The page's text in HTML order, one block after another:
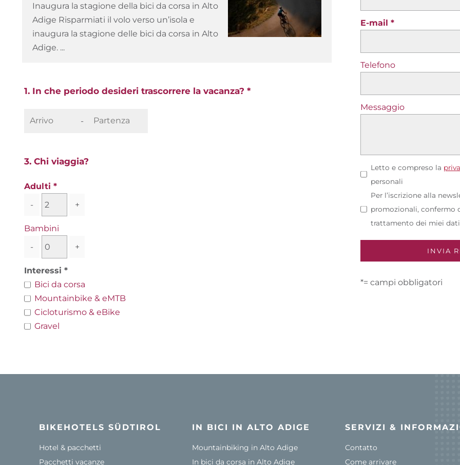
Inaugura la stagione della bici da corsa in Alto
Adige Risparmiati il volo verso un’isola e
inaugura la stagione delle bici da corsa in Alto
Adige. ...
1. In che periodo desideri trascorrere la vacanza? *
-
3. Chi viaggia?
Adulti
-
+
Bambini
-
+
Interessi
Bici da corsa
Mountainbike & eMTB
Cicloturismo & eBike
Gravel
E-mail
Telefono
Messaggio
Letto e compreso la
personali
Per l’iscrizione alla
promozionali, confermo
trattamento dei miei dati
*= campi obbligatori
BIKEHOTELS SÜDTIROL
Hotel & pacchetti
Pacchetti vacanze
IN BICI IN ALTO ADIGE
Mountainbiking in Alto Adige
In bici da corsa in Alto Adige
SERVIZI &
Contatto
Come arrivare